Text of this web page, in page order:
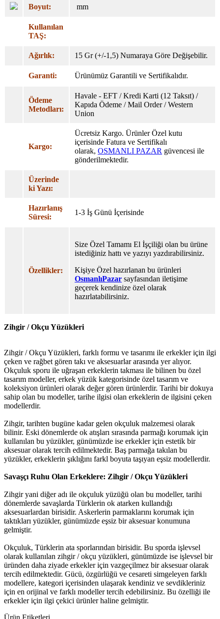
Boyut: mm
Kullanılan
TAŞ:
Ağırlık: 15 Gr (+/-1,5) Numaraya Göre Değişebilir.
Garanti: Ürünümüz Garantili ve Sertifikalıdır.
Ödeme
Metodları:
Havale - EFT / Kredi Karti (12 Taksıt) /
Kapıda Ödeme / Mail Order / Western
Union
Kargo:
Ücretsiz Kargo. Ürünler Özel kutu
içerisinde Fatura ve Sertifikalı
olarak, OSMANLI PAZAR güvencesi ile
gönderilmektedir.
Üzerinde
ki Yazı:
Hazırlanış
Süresi:
1-3 İş Günü İçerisinde
Özellikler:
Size Özel Tamamı El İşçiliği olan bu ürüne
istediğiniz hattı ve yazıyı yazdırabilirsiniz.
Kişiye Özel hazırlanan bu ürünleri
OsmanlıPazar sayfasından iletişime
geçerek kendinize özel olarak
hazırlatabilirsiniz.
Zihgir / Okçu Yüzükleri
Zihgir / Okçu Yüzükleri, farklı formu ve tasarımı ile erkekler için ilgi
çeken ve rağbet gören takı ve aksesuarlar arasında yer alıyor.
Okçuluk sporu ile uğraşan erkeklerin takması ile bilinen bu özel
tasarım modeller, erkek yüzük kategorisinde özel tasarım ve
koleksiyon ürünleri olarak değer gören ürünlerdir. Tarihi bir dokuya
sahip olan bu modeller, tarihe ilgisi olan erkeklerin de ilgisini çeken
modellerdir.
Zihgir, tarihten bugüne kadar gelen okçuluk malzemesi olarak
bilinir. Eski dönemlerde ok atışları sırasında parmağı korumak için
kullanılan bu yüzükler, günümüzde ise erkekler için estetik bir
aksesuar olarak tercih edilmektedir. Baş parmağa takılan bu
yüzükler, erkeklerin şıklığını farkl boyuta taşıyan eşsiz modellerdir.
Savaşçı Ruhu Olan Erkeklere: Zihgir / Okçu Yüzükleri
Zihgir yani diğer adı ile okçuluk yüzüğü olan bu modeller, tarihi
dönemlerde savaşlarda Türklerin ok atarken kullandığı
aksesuarlardan birisidir. Askerlerin parmaklarını korumak için
taktıkları yüzükler, günümüzde eşsiz bir aksesuar konumuna
gelmiştir.
Okçuluk, Türklerin ata sporlarından birisidir. Bu sporda işlevsel
olarak kullanılan zihgir / okçu yüzükleri, günümüzde ise işlevsel bir
üründen daha ziyade erkekler için vazgeçilmez bir aksesuar olarak
tercih edilmektedir. Gücü, özgürlüğü ve cesareti simgeleyen farklı
modellere, kategori içerisinden ulaşarak kendiniz ve sevdikleriniz
için en orijinal ve farklı modeller tercih edebilirsiniz. Bu özelliği ile
erkekler için ilgi çekici ürünler haline gelmiştir.
Ürün Etiketleri